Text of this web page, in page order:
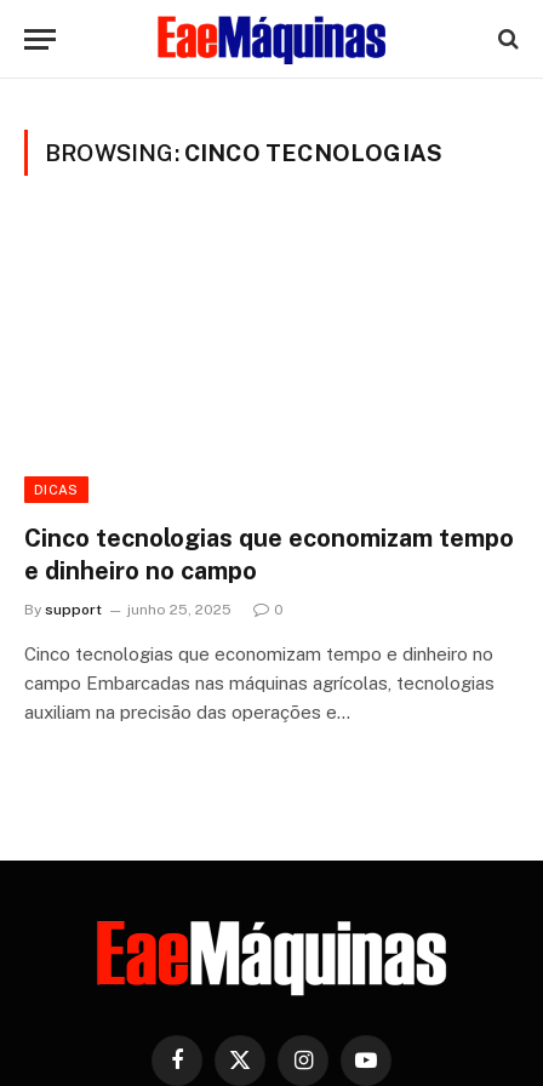
BROWSING: CINCO TECNOLOGIAS
DICAS
Cinco tecnologias que economizam tempo
e dinheiro no campo
By support junho 25, 2025 0
Cinco tecnologias que economizam tempo e dinheiro no
campo Embarcadas nas máquinas agrícolas, tecnologias
auxiliam na precisão das operações e…
Facebook
X
InstagramYouTube